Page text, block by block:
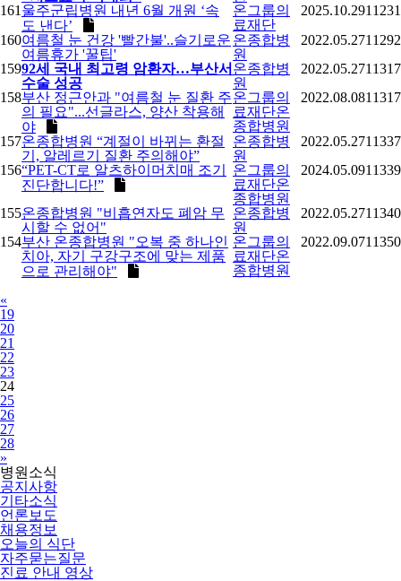
161 울주군립병원 내년 6월 개원 ‘속
도 낸다’
온그룹의
료재단
2025.10.2911231
160여름철 눈 건강 '빨간불'..슬기로운
여름휴가 '꿀팁'
온종합병
원
2022.05.2711292
15992세 국내 최고령 암환자…부산서
수술 성공
온종합병
원
2022.05.2711317
158부산 정근안과 "여름철 눈 질환 주
의 필요"...선글라스, 양산 착용해
야
온그룹의
료재단온
종합병원
2022.08.0811317
157온종합병원 “계절이 바뀌는 환절
기, 알레르기 질환 주의해야”
온종합병
원
2022.05.2711337
156“PET-CT로 알츠하이머치매 조기
진단합니다!”
온그룹의
료재단온
종합병원
2024.05.0911339
155온종합병원 "비흡연자도 폐암 무
시할 수 없어"
온종합병
원
2022.05.2711340
154부산 온종합병원 "오복 중 하나인
치아, 자기 구강구조에 맞는 제품
으로 관리해야"
온그룹의
료재단온
종합병원
2022.09.0711350
«
19
20
21
22
23
24
25
26
27
28
»
병원소식
공지사항
기타소식
언론보도
채용정보
오늘의 식단
자주묻는질문
진료 안내 영상